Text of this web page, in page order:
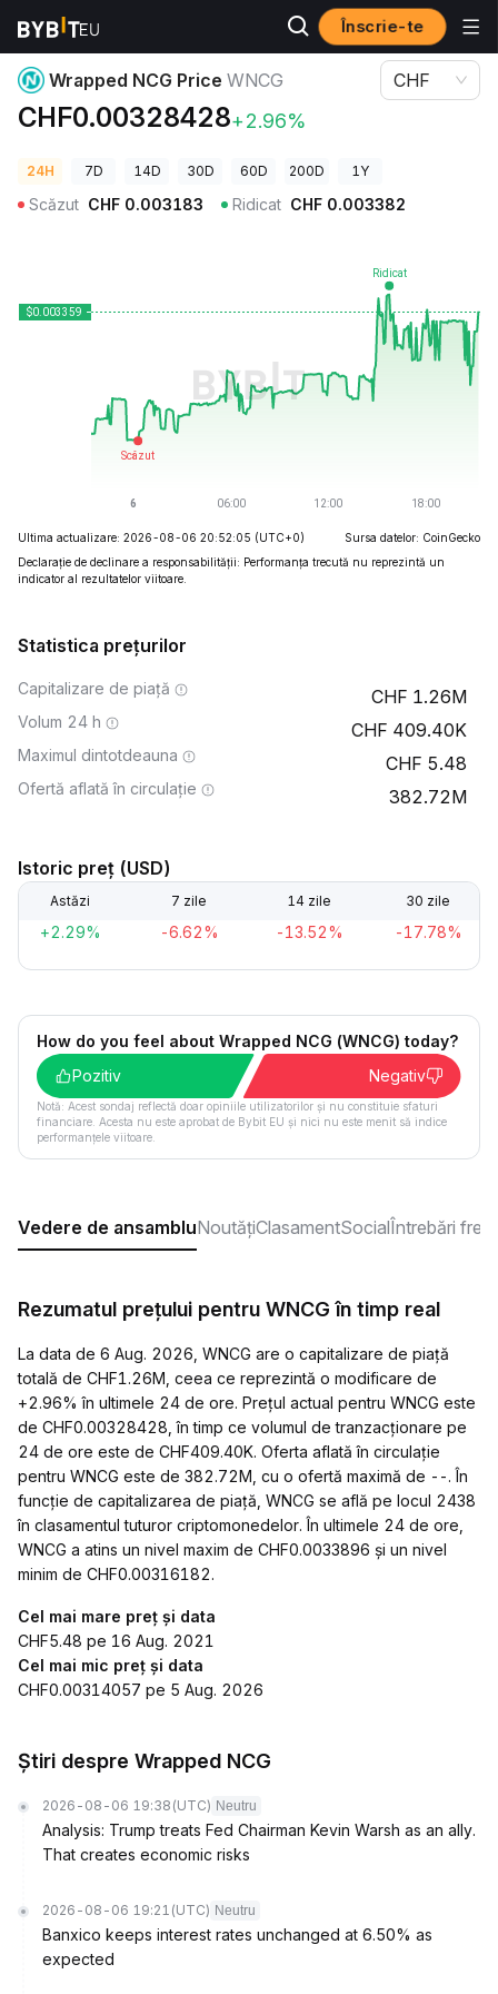
Înscrie-te
Prețuri Crypto Wrapped NCG Price WNCG
Wrapped NCG Price WNCG
CHF0.00328428+2.96%
CHF
24H 7D 14D 30D 60D 200D 1Y
Scăzut CHF 0.003183 Ridicat CHF 0.003382
Ultima actualizare: 2026-08-06 20:52:05 (UTC+0)
Sursa datelor: CoinGecko
Declarație de declinare a responsabilității: Performanța trecută nu reprezintă un
indicator al rezultatelor viitoare.
Statistica prețurilor
Capitalizare de piață 1.26M
Volum 24 h 409.40K
Maximul dintotdeauna 5.48
Ofertă aflată în circulație 382.72M
Istoric preț (USD)
Astăzi 7 zile 14 zile 30 zile
+2.29% -6.62% -13.52% -17.78%
How do you feel about Wrapped NCG (WNCG) today?
Pozitiv
Negativ
Notă: Acest sondaj reflectă doar opiniile utilizatorilor și nu constituie sfaturi
financiare. Acesta nu este aprobat de Bybit EU și nici nu este menit să indice
performanțele viitoare.
Vedere de ansambluNoutățiClasamentSocialÎntrebări
Rezumatul prețului pentru WNCG în timp real
La data de 6 Aug. 2026, WNCG are o capitalizare de piață
totală de CHF1.26M, ceea ce reprezintă o modificare de
+2.96% în ultimele 24 de ore. Prețul actual pentru WNCG este
de CHF0.00328428, în timp ce volumul de tranzacționare pe
24 de ore este de CHF409.40K. Oferta aflată în circulație
pentru WNCG este de 382.72M, cu o ofertă maximă de --. În
funcție de capitalizarea de piață, WNCG se află pe locul 2438
în clasamentul tuturor criptomonedelor. În ultimele 24 de ore,
WNCG a atins un nivel maxim de CHF0.0033896 și un nivel
minim de CHF0.00316182.
Cel mai mare preț și data
CHF5.48 pe 16 Aug. 2021
Cel mai mic preț și data
CHF0.00314057 pe 5 Aug. 2026
Știri despre Wrapped NCG
2026-08-06 19:38 (UTC) Neutru
Analysis: Trump treats Fed Chairman Kevin Warsh as an ally.
That creates economic risks
2026-08-06 19:21 (UTC) Neutru
Banxico keeps interest rates unchanged at 6.50% as
expected